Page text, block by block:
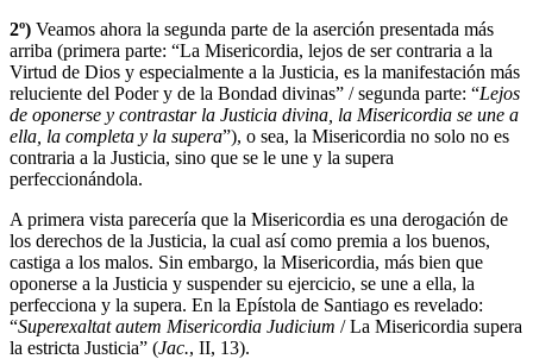
2º) Veamos ahora la segunda parte de la aserción presentada más
arriba (primera parte: “La Misericordia, lejos de ser contraria a la
Virtud de Dios y especialmente a la Justicia, es la manifestación más
reluciente del Poder y de la Bondad divinas” / segunda parte: “Lejos
de oponerse y contrastar la Justicia divina, la Misericordia se une a
ella, la completa y la supera”), o sea, la Misericordia no solo no es
contraria a la Justicia, sino que se le une y la supera
perfeccionándola.
A primera vista parecería que la Misericordia es una derogación de
los derechos de la Justicia, la cual así como premia a los buenos,
castiga a los malos. Sin embargo, la Misericordia, más bien que
oponerse a la Justicia y suspender su ejercicio, se une a ella, la
perfecciona y la supera. En la Epístola de Santiago es revelado:
“Superexaltat autem Misericordia Judicium / La Misericordia supera
la estricta Justicia” (Jac., II, 13).